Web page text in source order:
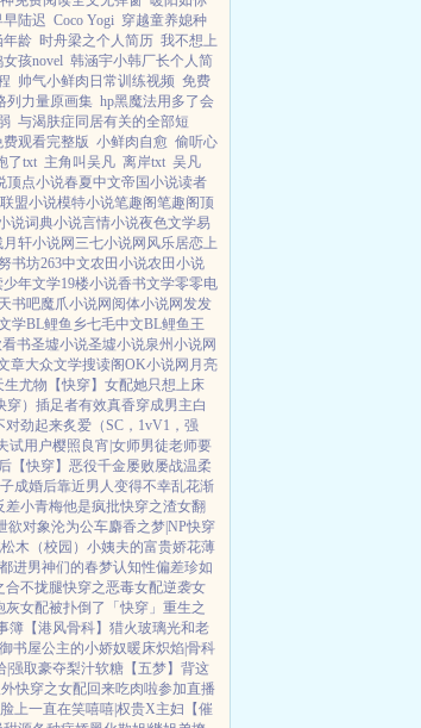
早陆迟 Coco Yogi 穿越童养媳种
年龄 时舟梁之个人简历 我不想上
孩novel 韩涵宇小韩厂长个人简
帅气小鲜肉日常训练视频 免费
列力量原画集 hp黑魔法用多了会
与渴肤症同居有关的全部短
观看完整版 小鲜肉自愈 偷听心
了txt 主角叫吴凡 离岸txt 吴凡
顶点小说春夏中文帝国小说读者
联盟小说模特小说笔趣阁笔趣阁顶
说词典小说言情小说夜色文学易
月轩小说网 三七小说网 风乐居恋上
书坊263中文农田小说农田小说
少年文学19楼小说香书文学零零电
天书吧魔爪小说网 阅体小说网发发
学BL鲤鱼乡七毛中文BL鲤鱼王
书圣墟小说圣墟小说泉州小说网
章大众文学搜读阁OK小说网 月亮
生尤物【快穿】 女配她只想上床
穿）插足者有效真香穿成男主白
对劲起来炙爱（SC，1vV1，强
试用户樱照良宵|女师男徒老师要
【快穿】 恶役千金屡败屡战温柔
成婚后靠近男人变得不幸乱花渐
差小青梅他是疯批快穿之渣女翻
欲对象沦为公车麝香之梦|NP快穿
木（校园） 小姨夫的富贵娇花薄
进男神们的春梦认知性偏差珍如
合不拢腿快穿之恶毒女配逆袭女
灰女配被扑倒了「快穿」 重生之
簿 【港风骨科】猎火玻璃光和老
御书屋公主的小娇奴暖床炽焰|骨科
|强取豪夺梨汁软糖 【五梦】背这
快穿之女配回来吃肉啦参加直播
上一直在笑嘻嘻|权贵X主妇 【催